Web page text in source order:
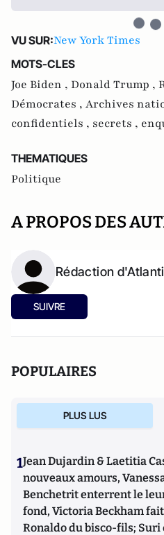
VU SUR:New York Times
MOTS-CLES
Joe Biden , Donald Trump ,
Démocrates , Archives
confidentiels , secrets ,
THEMATIQUES
Politique
A PROPOS DES
Rédaction
SUIVRE
POPULAIRES
PLUS LUS
1Jean Dujardin & Laetitia
nouveaux amours,
Benchetrit enterrent le
fond, Victoria Beckham
Ronaldo du bisco-fils; Suri